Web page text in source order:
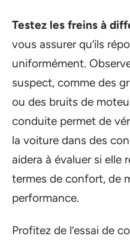
Testez les freins à
vous assurer qu’ils
uniformément.
suspect, comme des
ou des bruits de
conduite permet de
la voiture dans des
aidera à évaluer si elle
termes de confort, de
performance.
Profitez de l’essai de